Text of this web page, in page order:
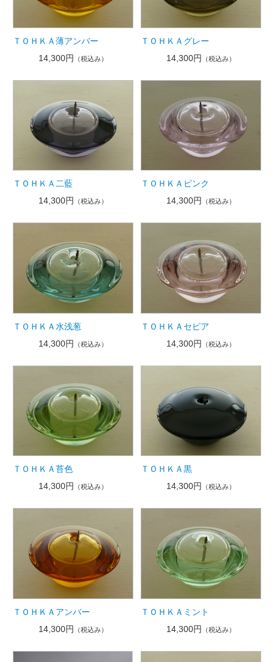
ＴＯＨＫＡ薄アンバー
14,300円
（税込み）
ＴＯＨＫＡグレー
14,300円
（税込み）
ＴＯＨＫＡ二藍
14,300円
（税込み）
ＴＯＨＫＡピンク
14,300円
（税込み）
ＴＯＨＫＡ水浅葱
14,300円
（税込み）
ＴＯＨＫＡセピア
14,300円
（税込み）
ＴＯＨＫＡ苔色
14,300円
（税込み）
ＴＯＨＫＡ黒
14,300円
（税込み）
ＴＯＨＫＡアンバー
14,300円 （税込み）
ＴＯＨＫＡミント
14,300円
（税込み）